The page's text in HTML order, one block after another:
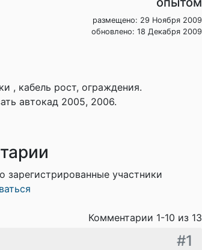
размещено: 29 Ноября 2009
обновлено: 18 Декабря 2009
, кабель рост, ограждения.
автокад 2005, 2006.
зарегистрированные участники
Комментарии 1-10 из 13
#1